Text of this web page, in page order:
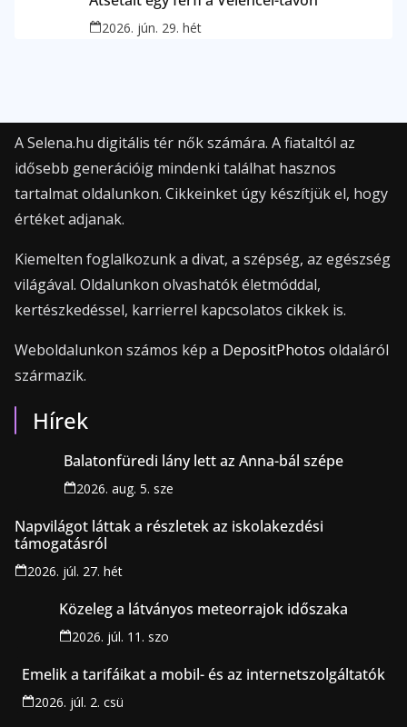
2026. jún. 29. hét
A Selena.hu digitális tér nők számára. A fiataltól az
idősebb generációig mindenki találhat hasznos
tartalmat oldalunkon. Cikkeinket úgy készítjük el, hogy
értéket adjanak.
Kiemelten foglalkozunk a divat, a szépség, az egészség
világával. Oldalunkon olvashatók életmóddal,
kertészkedéssel, karrierrel kapcsolatos cikkek is.
Weboldalunkon számos kép a DepositPhotos oldaláról
származik.
Hírek
Balatonfüredi lány lett az Anna-bál szépe
2026. aug. 5. sze
Napvilágot láttak a részletek az iskolakezdési
támogatásról
2026. júl. 27. hét
Közeleg a látványos meteorrajok időszaka
2026. júl. 11. szo
Emelik a tarifáikat a mobil- és az internetszolgáltatók
2026. júl. 2. csü